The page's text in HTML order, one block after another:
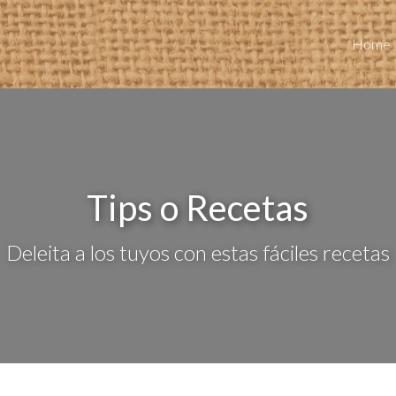
Home
Tips o Recetas
Deleita a los tuyos con estas fáciles recetas